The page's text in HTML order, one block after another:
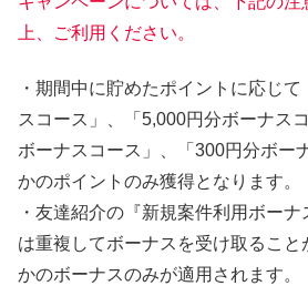
上、ご利用ください。
・期間中に貯めたポイントに応じ
スコース」、「5,000円分ボーナス
ボーナスコース」、「300円分ボー
かのポイントのみ獲得となります。
・友達紹介の『新規案件利用ボー
は重複してボーナスを受け取るこ
かのボーナスのみが適用されます。